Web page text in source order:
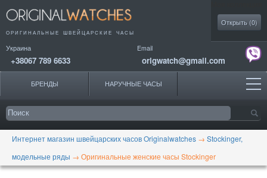
ОРИГИНАЛЬНЫЕ ШВЕЙЦАРСКИЕ ЧАСЫ
Украина
+38067 789 6633
Email
origwatch@gmail.com
Открыть (0)
БРЕНДЫ НАРУЧНЫЕ ЧАСЫ
Интернет магазин швейцарских часов Originalwatches → Stockinger,
модельные ряды → Оригинальные женские часы Stockinger